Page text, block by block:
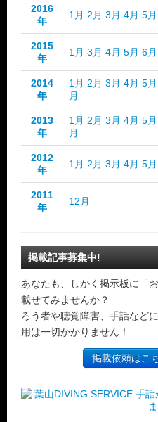
2016
年
1月 2月 3月 4月 5月
2015
年
1月 3月 4月 5月 6月
2014
年
1月 2月 3月 4月 5月
月
2013
年
1月 2月 3月 4月 5月
月
2012
年
1月 2月 3月 4月 5月
2011
年
12月
掲載記事募集中!
あなたも、しかく掲示板に「
載せてみませんか？
ろう者や聴覚障害、手話など
用は一切かかりません！
掲載依頼はこ